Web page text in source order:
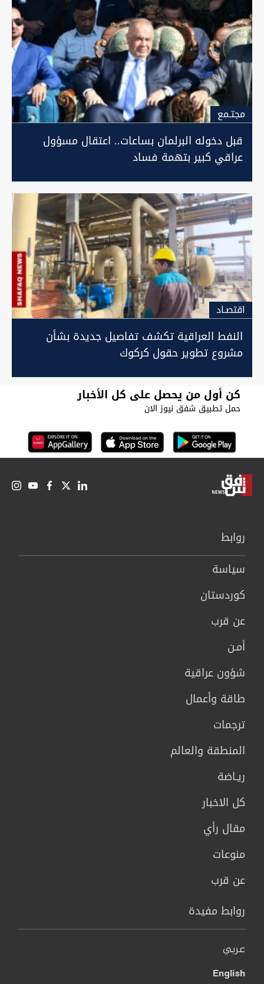
مجتـمع
قبل دخوله البرلمان بساعات.. اعتقال مسؤول
عراقي كبير بتهمة فساد
اقتصـاد
النفط العراقية تكشف تفاصيل جديدة بشأن
مشروع تطوير حقول كركوك
كن أول من يحصل على كل الأخبار
حمل تطبيق شفق نيوز الان
روابط
سیاسة
كوردستان
عن قرب
أمـن
شؤون عراقية
طاقة وأعمال
ترجمات
المنطقة والعالم
ريـاضة
كل الاخبار
مقال رأي
منوعات
عن قرب
روابط مفيدة
عربي
English